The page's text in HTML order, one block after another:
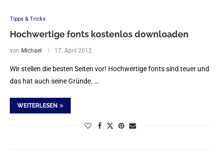
Tipps & Tricks
Hochwertige fonts kostenlos downloaden
von Michael 17. April 2012
Wir stellen die besten Seiten vor! Hochwertige fonts sind teuer und
das hat auch seine Gründe. …
WEITERLESEN